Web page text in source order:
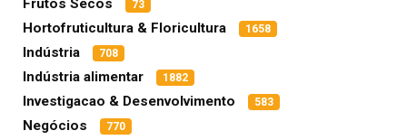
Frutos Secos 73
Hortofruticultura & Floricultura 1658
Indústria 708
Indústria alimentar 1882
Investigacao & Desenvolvimento 583
Negócios 770